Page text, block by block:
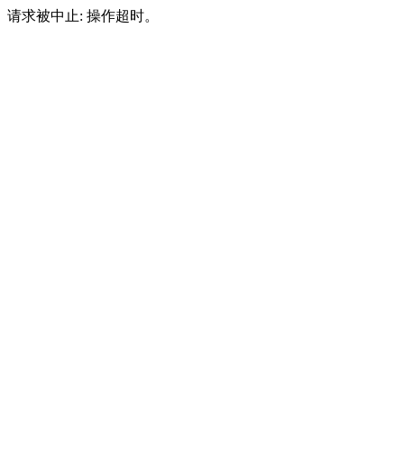
请求被中止: 操作超时。